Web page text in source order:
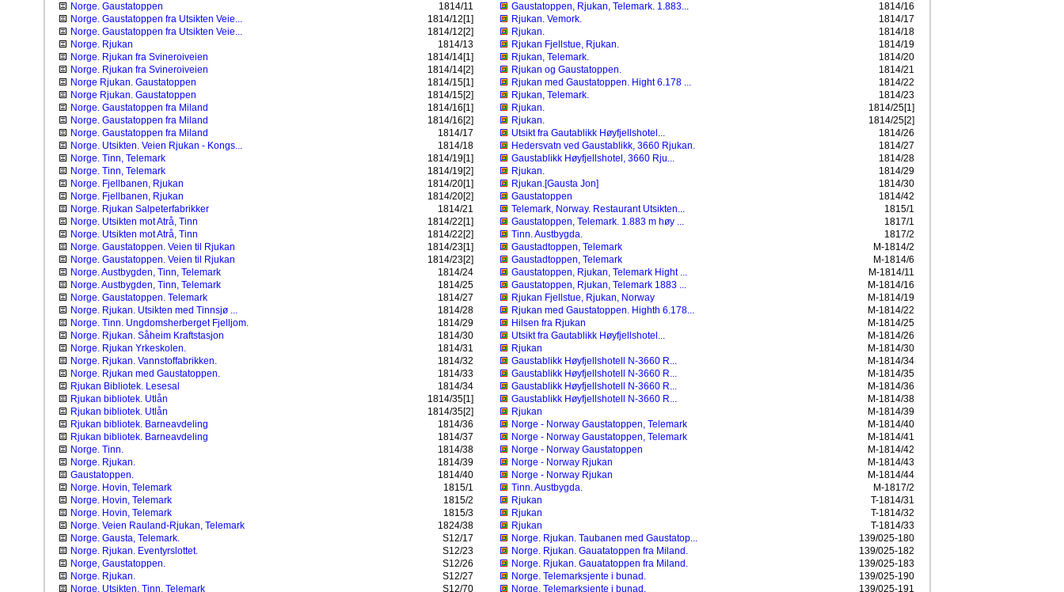
Norge. Gaustatoppen
1814/11
Norge. Gaustatoppen fra Utsikten Veie...
1814/12[1]
Norge. Gaustatoppen fra Utsikten Veie...
1814/12[2]
Norge. Rjukan
1814/13
Norge. Rjukan fra Svineroiveien
1814/14[1]
Norge. Rjukan fra Svineroiveien
1814/14[2]
Norge Rjukan. Gaustatoppen
1814/15[1]
Norge Rjukan. Gaustatoppen
1814/15[2]
Norge. Gaustatoppen fra Miland
1814/16[1]
Norge. Gaustatoppen fra Miland
1814/16[2]
Norge. Gaustatoppen fra Miland
1814/17
Norge. Utsikten. Veien Rjukan - Kongs...
1814/18
Norge. Tinn, Telemark
1814/19[1]
Norge. Tinn, Telemark
1814/19[2]
Norge. Fjellbanen, Rjukan
1814/20[1]
Norge. Fjellbanen, Rjukan
1814/20[2]
Norge. Rjukan Salpeterfabrikker
1814/21
Norge. Utsikten mot Atrå, Tinn
1814/22[1]
Norge. Utsikten mot Atrå, Tinn
1814/22[2]
Norge. Gaustatoppen. Veien til Rjukan
1814/23[1]
Norge. Gaustatoppen. Veien til Rjukan
1814/23[2]
Norge. Austbygden, Tinn, Telemark
1814/24
Norge. Austbygden, Tinn, Telemark
1814/25
Norge. Gaustatoppen. Telemark
1814/27
Norge. Rjukan. Utsikten med Tinnsjø ...
1814/28
Norge. Tinn. Ungdomsherberget Fjelljom.
1814/29
Norge. Rjukan. Såheim Kraftstasjon
1814/30
Norge. Rjukan Yrkeskolen.
1814/31
Norge. Rjukan. Vannstoffabrikken.
1814/32
Norge. Rjukan med Gaustatoppen.
1814/33
Rjukan Bibliotek. Lesesal
1814/34
Rjukan bibliotek. Utlån
1814/35[1]
Rjukan bibliotek. Utlån
1814/35[2]
Rjukan bibliotek. Barneavdeling
1814/36
Rjukan bibliotek. Barneavdeling
1814/37
Norge. Tinn.
1814/38
Norge. Rjukan.
1814/39
Gaustatoppen.
1814/40
Norge. Hovin, Telemark
1815/1
Norge. Hovin, Telemark
1815/2
Norge. Hovin, Telemark
1815/3
Norge. Veien Rauland-Rjukan, Telemark
1824/38
Norge. Gausta, Telemark.
S12/17
Norge. Rjukan. Eventyrslottet.
S12/23
Norge, Gaustatoppen.
S12/26
Norge. Rjukan.
S12/27
Norge. Utsikten, Tinn, Telemark
S12/70
Gaustatoppen, Rjukan, Telemark. 1.883...
1814/16
Rjukan. Vemork.
1814/17
Rjukan.
1814/18
Rjukan Fjellstue, Rjukan.
1814/19
Rjukan, Telemark.
1814/20
Rjukan og Gaustatoppen.
1814/21
Rjukan med Gaustatoppen. Hight 6.178 ...
1814/22
Rjukan, Telemark.
1814/23
Rjukan.
1814/25[1]
Rjukan.
1814/25[2]
Utsikt fra Gautablikk Høyfjellshotel...
1814/26
Hedersvatn ved Gaustablikk, 3660 Rjukan.
1814/27
Gaustablikk Høyfjellshotel, 3660 Rju...
1814/28
Rjukan.
1814/29
Rjukan.[Gausta Jon]
1814/30
Gaustatoppen
1814/42
Telemark, Norway. Restaurant Utsikten...
1815/1
Gaustatoppen, Telemark. 1.883 m høy ...
1817/1
Tinn. Austbygda.
1817/2
Gaustadtoppen, Telemark
M-1814/2
Gaustadtoppen, Telemark
M-1814/6
Gaustatoppen, Rjukan, Telemark Hight ...
M-1814/11
Gaustatoppen, Rjukan, Telemark 1883 ...
M-1814/16
Rjukan Fjellstue, Rjukan, Norway
M-1814/19
Rjukan med Gaustatoppen. Highth 6.178...
M-1814/22
Hilsen fra Rjukan
M-1814/25
Utsikt fra Gautablikk Høyfjellshotel...
M-1814/26
Rjukan
M-1814/30
Gaustablikk Høyfjellshotell N-3660 R...
M-1814/34
Gaustablikk Høyfjellshotell N-3660 R...
M-1814/35
Gaustablikk Høyfjellshotell N-3660 R...
M-1814/36
Gaustablikk Høyfjellshotell N-3660 R...
M-1814/38
Rjukan
M-1814/39
Norge - Norway Gaustatoppen, Telemark
M-1814/40
Norge - Norway Gaustatoppen, Telemark
M-1814/41
Norge - Norway Gaustatoppen
M-1814/42
Norge - Norway Rjukan
M-1814/43
Norge - Norway Rjukan
M-1814/44
Tinn. Austbygda.
M-1817/2
Rjukan
T-1814/31
Rjukan
T-1814/32
Rjukan
T-1814/33
Norge. Rjukan. Taubanen med Gaustatop...
139/025-180
Norge. Rjukan. Gauatatoppen fra Miland.
139/025-182
Norge. Rjukan. Gauatatoppen fra Miland.
139/025-183
Norge. Telemarksjente i bunad.
139/025-190
Norge. Telemarksjente i bunad.
139/025-191